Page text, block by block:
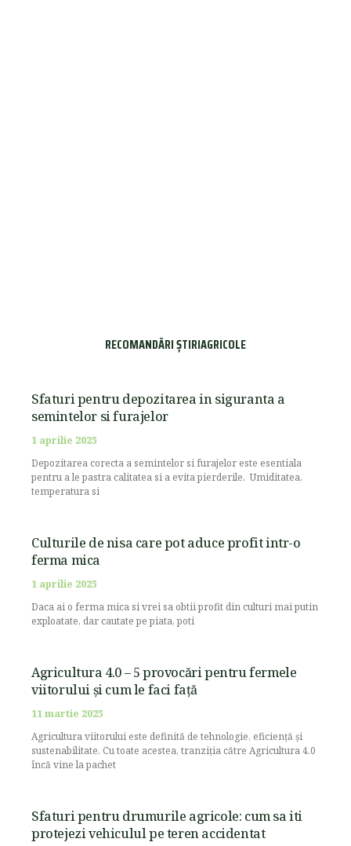
RECOMANDĂRI ȘTIRIAGRICOLE
Sfaturi pentru depozitarea in siguranta a
semintelor si furajelor
1 aprilie 2025
Depozitarea corecta a semintelor si furajelor este esentiala
pentru a le pastra calitatea si a evita pierderile. Umiditatea,
temperatura si
Culturile de nisa care pot aduce profit intr-o
ferma mica
1 aprilie 2025
Daca ai o ferma mica si vrei sa obtii profit din culturi mai putin
exploatate, dar cautate pe piata, poti
Agricultura 4.0 – 5 provocări pentru fermele
viitorului și cum le faci față
11 martie 2025
Agricultura viitorului este definită de tehnologie, eficiență și
sustenabilitate. Cu toate acestea, tranziția către Agricultura 4.0
încă vine la pachet
Sfaturi pentru drumurile agricole: cum sa iti
protejezi vehiculul pe teren accidentat